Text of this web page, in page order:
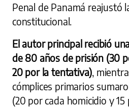
Penal de Panamá reajustó
constitucional.
El autor principal recibió
de 80 años de prisión (30
20 por la tentativa) ,
cómplices primarios
(20 por cada homicidio y